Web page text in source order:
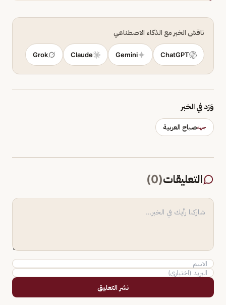
ناقش الخبر مع الذكاء الاصطناعي
ChatGPT
Gemini
Claude
Grok
وَرَد في الخبر
جهةصباح العربية
التعليقات(
0
)
نشر التعليق